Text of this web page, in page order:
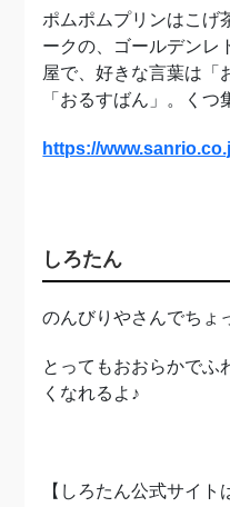
ポムポムプリンはこげ
ークの、ゴールデンレ
屋で、好きな言葉は「
「おるすばん」。くつ
https://
しろたん
のんびりやさんでちょ
とってもおおらかでふ
くなれるよ♪
【しろたん公式サイト